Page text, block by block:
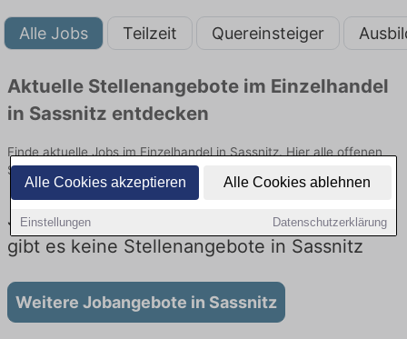
Alle Cookies akzeptieren Alle Cookies ablehnen
Einstellungen Datenschutzerklärung
Alle Jobs Teilzeit Quereinsteiger
Aktuelle Stellenangebote im Einzelhandel
in Sassnitz entdecken
Finde aktuelle Jobs im Einzelhandel in Sassnitz. Hier alle offenen
Stellenangebote im Verkauf, Vertrieb und Handel vergleichen.
Jobs im Einzelhandel in Sassnitz : Aktuell
gibt es keine Stellenangebote in Sassnitz
Weitere Jobangebote in Sassnitz